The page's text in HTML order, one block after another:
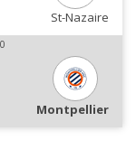
St-Nazaire
Montpellier